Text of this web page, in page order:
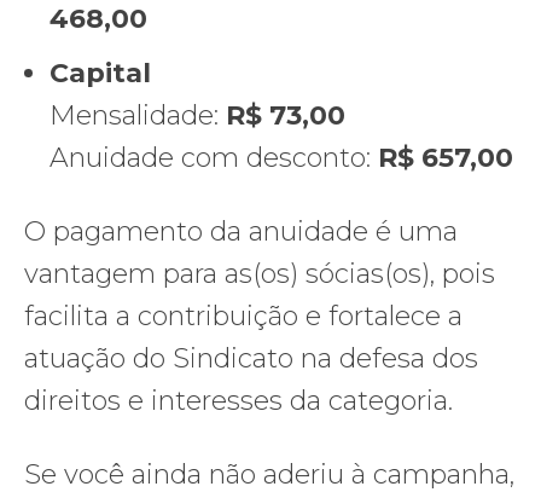
468,00
Capital
Mensalidade: R$ 73,00
Anuidade com desconto: R$ 657,00
O pagamento da anuidade é uma
vantagem para as(os) sócias(os), pois
facilita a contribuição e fortalece a
atuação do Sindicato na defesa dos
direitos e interesses da categoria.
Se você ainda não aderiu à campanha,